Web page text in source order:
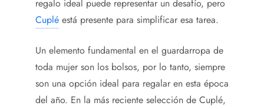
regalo ideal puede representar un desafío, pero
Cuplé está presente para simplificar esa tarea.
Un elemento fundamental en el guardarropa de
toda mujer son los bolsos, por lo tanto, siempre
son una opción ideal para regalar en esta época
del año. En la más reciente selección de Cuplé,